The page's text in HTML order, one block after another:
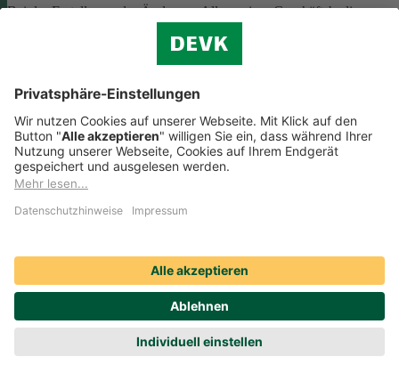
Bei der Erstellung oder Änderung Allgemeiner
(AGB) ist eine Vielzahl rechtlicher Vorschriften zu beachten. Wir
helfen Ihnen dabei und vermitteln Ihnen versierte selbstständige
Online-Portal der DAHAG Rechtsservices AG angeboten.
Beratungs-Rechtsschutz bei Unternehmensnachfolge
Wenn Sie Ihre Firma an eine Nachfolgerin oder einen Nachfolger
kompetente, selbstständige Rechtsanwältinnen und Rechtsanwälte,
Rechtsschutz an:0221 757-1996.
Produktservices Krankenversicherung: Welche
Vorteile bietet mir die Krankenversicherungs-App der
DEVK?